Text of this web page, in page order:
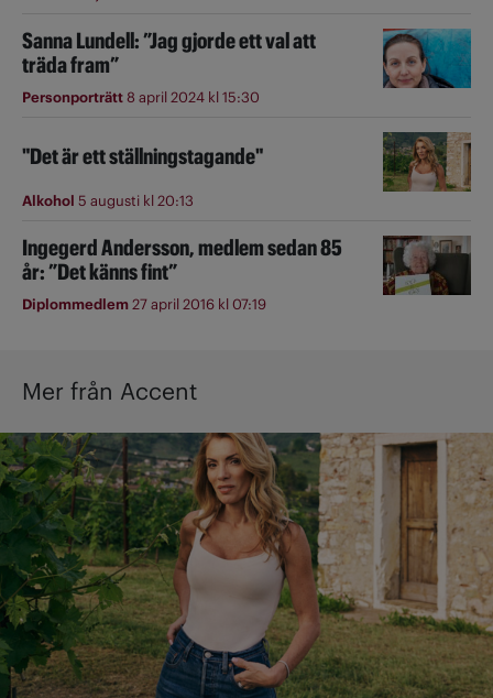
Sanna Lundell: ”Jag gjorde ett val att
träda fram”
Personporträtt8 april 2024 kl 15:30
"Det är ett ställningstagande"
Alkohol 5 augusti kl 20:13
Ingegerd Andersson, medlem sedan 85
år: ”Det känns fint”
Diplommedlem27 april 2016 kl 07:19
Mer från Accent